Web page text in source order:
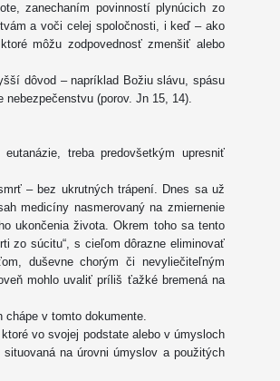
zanechaním povinností plynúcich zo
a voči celej spoločnosti, i keď – ako
môžu zodpovednosť zmenšiť alebo
dôvod – napríklad Božiu slávu, spásu
(porov. Jn 15, 14).
treba predovšetkým upresniť
– bez ukrutných trápení. Dnes sa už
medicíny nasmerovaný na zmiernenie
ukončenia života. Okrem toho sa tento
zo súcitu“, s cieľom dôrazne eliminovať
duševne chorým či nevyliečiteľným
mohlo uvaliť príliš ťažké bremená na
v tomto dokumente.
vo svojej podstate alebo v úmysloch
na úrovni úmyslov a použitých